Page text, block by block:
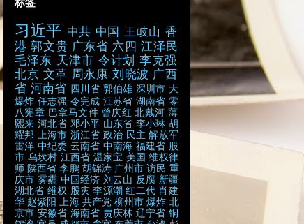
标签
习近平 中共 中国 王岐山 香
港 郭文贵 广东省 六四 江泽民
毛泽东 天津市 令计划 李克强
北京 文革 周永康 刘晓波 广西
省 河南省 四川省 郭伯雄 深圳市 大
爆炸 任志强 令完成 江苏省 湖南省 零
八宪章 巴拿马文件 曾庆红 北戴河 薄
熙来 河北省 邓小平 山东省 李小琳 胡
耀邦
上海市 浙江省 政治 民主 解放军
雷洋 中纪委 云南省 中南海 福建省 股
市 乌坎村 江西省 温家宝 美国 维权律
师 陕西省 李鹏 胡锦涛 广州市 访民 重
庆市 雾霾 中国经济 刘云山 反腐 新疆
湖北省 维权 股灾 李源潮 红二代 肖建
华 赵紫阳 上海 共产党 柳州市 爆炸 北
京市 安徽省 海南省 贾庆林 辽宁省 铜